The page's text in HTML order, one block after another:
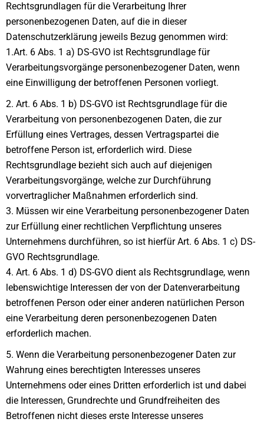
Rechtsgrundlagen für die Verarbeitung Ihrer
personenbezogenen Daten, auf die in dieser
Datenschutzerklärung jeweils Bezug genommen wird:
1.Art. 6 Abs. 1 a) DS-GVO ist Rechtsgrundlage für
Verarbeitungsvorgänge personenbezogener Daten, wenn
eine Einwilligung der betroffenen Personen vorliegt.
2. Art. 6 Abs. 1 b) DS-GVO ist Rechtsgrundlage für die
Verarbeitung von personenbezogenen Daten, die zur
Erfüllung eines Vertrages, dessen Vertragspartei die
betroffene Person ist, erforderlich wird. Diese
Rechtsgrundlage bezieht sich auch auf diejenigen
Verarbeitungsvorgänge, welche zur Durchführung
vorvertraglicher Maßnahmen erforderlich sind.
3. Müssen wir eine Verarbeitung personenbezogener Daten
zur Erfüllung einer rechtlichen Verpflichtung unseres
Unternehmens durchführen, so ist hierfür Art. 6 Abs. 1 c) DS-
GVO Rechtsgrundlage.
4. Art. 6 Abs. 1 d) DS-GVO dient als Rechtsgrundlage, wenn
lebenswichtige Interessen der von der Datenverarbeitung
betroffenen Person oder einer anderen natürlichen Person
eine Verarbeitung deren personenbezogenen Daten
erforderlich machen.
5. Wenn die Verarbeitung personenbezogener Daten zur
Wahrung eines berechtigten Interesses unseres
Unternehmens oder eines Dritten erforderlich ist und dabei
die Interessen, Grundrechte und Grundfreiheiten des
Betroffenen nicht dieses erste Interesse unseres